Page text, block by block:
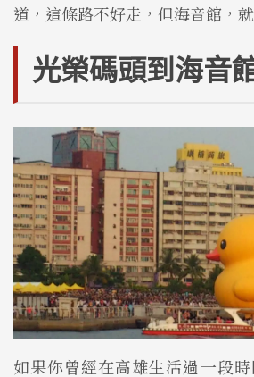
道，這條路不好走，但海音館，
光榮碼頭到海音
如果你曾經在高雄生活過一段